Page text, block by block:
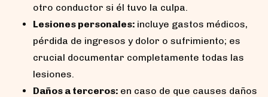
otro conductor si él tuvo la culpa.
Lesiones personales: incluye gastos médicos,
pérdida de ingresos y dolor o sufrimiento; es
crucial documentar completamente todas las
lesiones.
Daños a terceros: en caso de que causes daños